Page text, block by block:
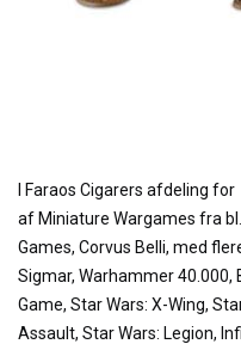
I Faraos Cigarers afdeling
af Miniature Wargames fra
Games, Corvus Belli, med
Sigmar, Warhammer 40.000,
Game, Star Wars: X-Wing,
Assault, Star Wars: Legion,